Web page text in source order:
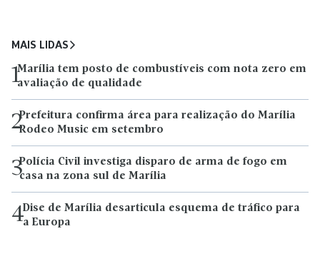
MAIS LIDAS
1Marília tem posto de combustíveis com nota zero em
avaliação de qualidade
2Prefeitura confirma área para realização do Marília
Rodeo Music em setembro
3Polícia Civil investiga disparo de arma de fogo em
casa na zona sul de Marília
4Dise de Marília desarticula esquema de tráfico para
a Europa